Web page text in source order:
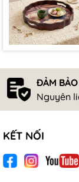
ĐẢM
Nguyên
KẾT NỐI